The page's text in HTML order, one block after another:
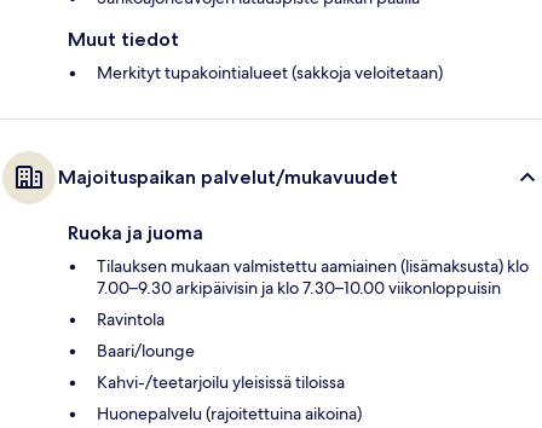
Muut tiedot
Merkityt tupakointialueet (sakkoja veloitetaan)
Majoituspaikan palvelut/mukavuudet
Ruoka ja juoma
Tilauksen mukaan valmistettu aamiainen (lisämaksusta) klo
7.00–9.30 arkipäivisin ja klo 7.30–10.00 viikonloppuisin
Ravintola
Baari/lounge
Kahvi-/teetarjoilu yleisissä tiloissa
Huonepalvelu (rajoitettuina aikoina)